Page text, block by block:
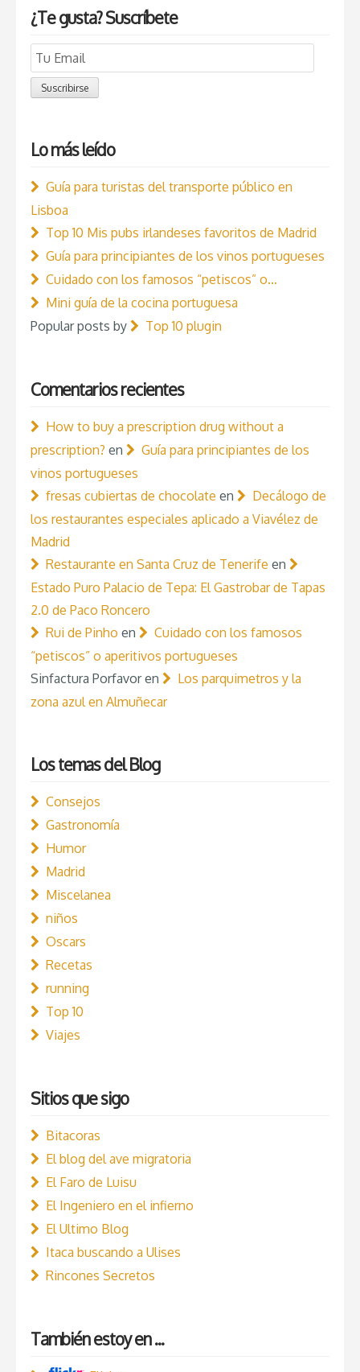
¿Te gusta? Suscríbete
Email
Subscription
Suscribirse
Lo más leído
Guía para turistas del transporte público en
Lisboa
Top 10 Mis pubs irlandeses favoritos de Madrid
Guía para principiantes de los vinos portugueses
Cuidado con los famosos “petiscos” o…
Mini guía de la cocina portuguesa
Popular posts by
Top 10 plugin
Comentarios recientes
How to buy a prescription drug without a
prescription? en
Guía para principiantes de los
vinos portugueses
fresas cubiertas de chocolate en
Decálogo de
los restaurantes especiales aplicado a Viavélez de
Madrid
Restaurante en Santa Cruz de Tenerife en
Estado Puro Palacio de Tepa: El Gastrobar de Tapas
2.0 de Paco Roncero
Rui de Pinho en
Cuidado con los famosos
“petiscos” o aperitivos portugueses
Sinfactura Porfavoren
Los parquimetros y la
zona azul en Almuñecar
Los temas del Blog
Consejos
Gastronomía
Humor
Madrid
Miscelanea
niños
Oscars
Recetas
running
Top 10
Viajes
Sitios que sigo
Bitacoras
El blog del ave migratoria
El Faro de Luisu
El Ingeniero en el infierno
El Ultimo Blog
Itaca buscando a Ulises
Rincones Secretos
También estoy en ...